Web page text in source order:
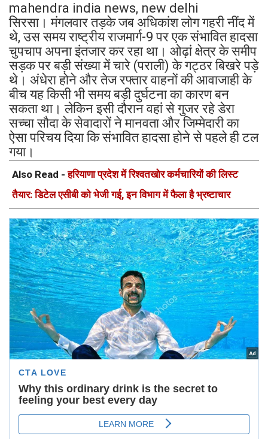
mahendra india news, new delhi
सिरसा। मंगलवार तड़के जब अधिकांश लोग गहरी नींद में
थे, उस समय राष्ट्रीय राजमार्ग-9 पर एक संभावित हादसा
चुपचाप अपना इंतजार कर रहा था। ओढ़ां क्षेत्र के समीप
सड़क पर बड़ी संख्या में चारे (पराली) के गट्ठर बिखरे पड़े
थे। अंधेरा होने और तेज रफ्तार वाहनों की आवाजाही के
बीच यह किसी भी समय बड़ी दुर्घटना का कारण बन
सकता था। लेकिन इसी दौरान वहां से गुजर रहे डेरा
सच्चा सौदा के सेवादारों ने मानवता और जिम्मेदारी का
ऐसा परिचय दिया कि संभावित हादसा होने से पहले ही टल
गया।
Also Read -हरियाणा प्रदेश में रिश्वतखोर कर्मचारियों की लिस्ट
तैयार: डिटेल एसीबी को भेजी गई, इन विभाग में फैला है भ्रष्टाचार